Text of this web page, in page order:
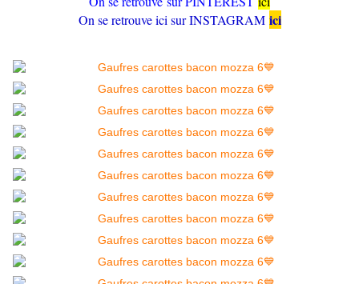
On se retrouve ici sur INSTAGRAM ici